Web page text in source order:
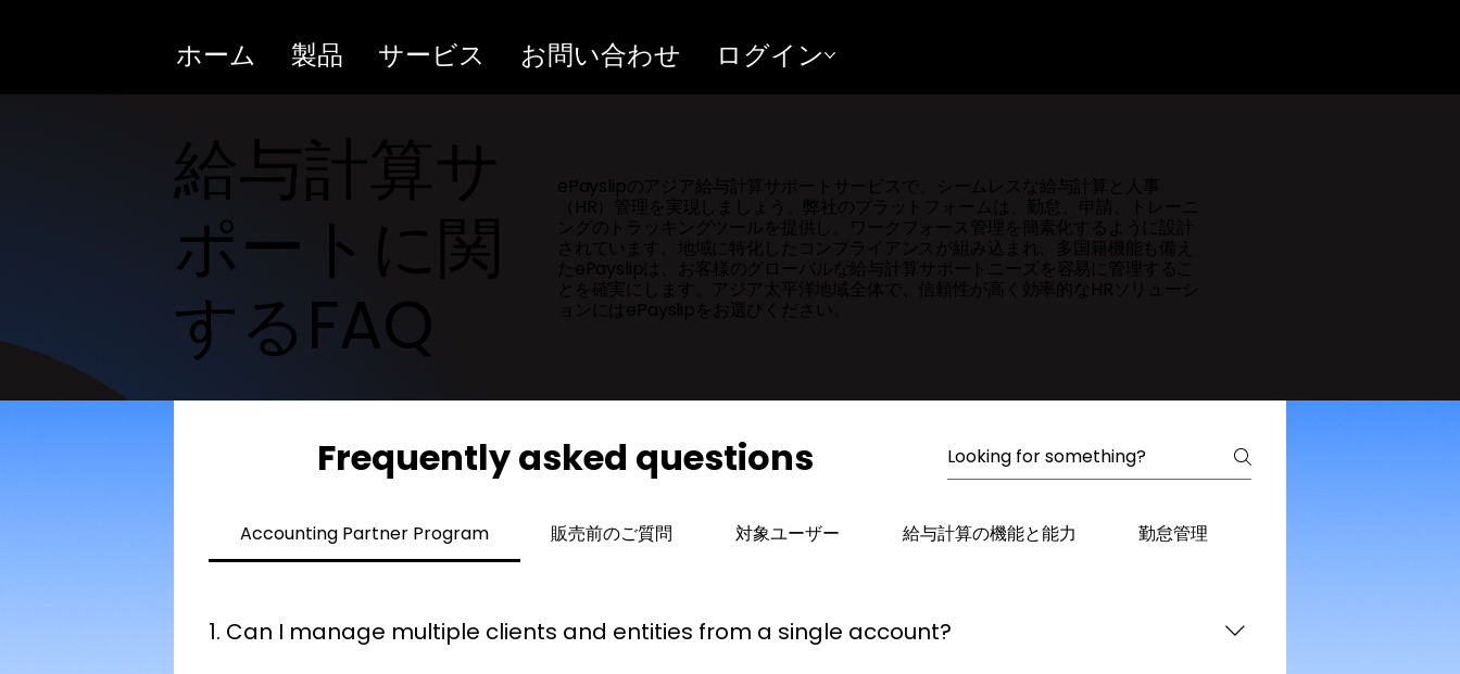
ホーム 製品 サービス お問い合わせ ログイン
給与計算サ
ポートに関
するFAQ
Frequently asked questions
Accounting Partner Program 販売前のご質問 対象ユーザー 給与計算の機能と能力 勤怠管理
1. Can I manage multiple clients and entities from a single account?